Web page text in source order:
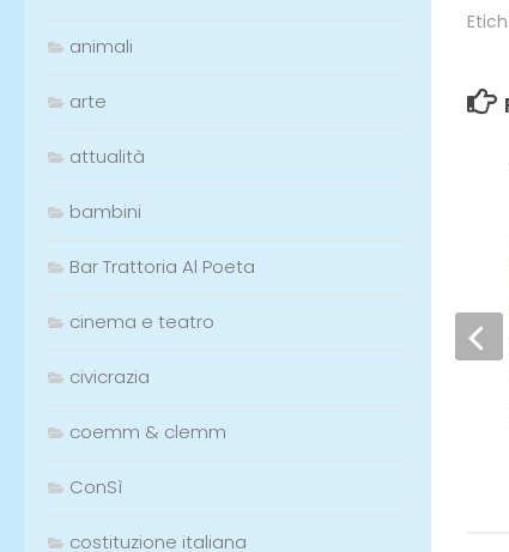
2
animali
arte
attualità
bambini
Bar Trattoria Al Poeta
cinema e teatro
civicrazia
coemm & clemm
ConSì
costituzione italiana